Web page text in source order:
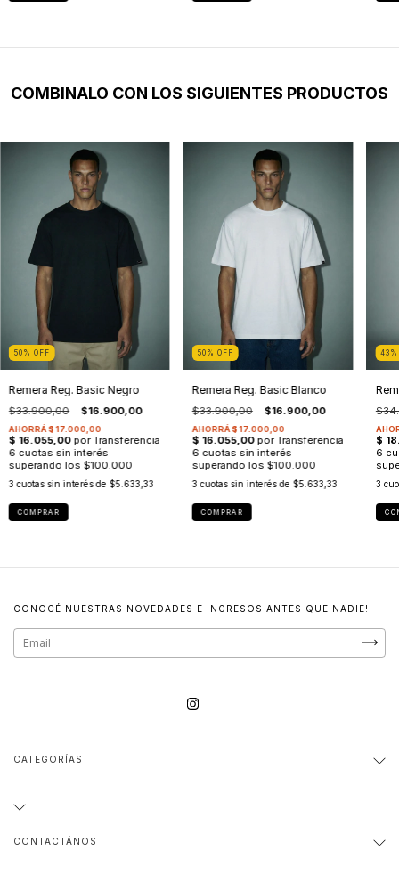
COMBINALO CON LOS SIGUIENTES PRODUCTOS
50 % OFF
Remera Reg. Basic Negro
$33.900,00 $16.900,00
3 cuotas sin interés de $5.633,33
COMPRAR
50 % OFF
Remera Reg. Basic Blanco
$33.900,00 $16.900,00
3 cuotas sin interés de $5.633,33
COMPRAR
43
3
CONOCÉ NUESTRAS NOVEDADES E INGRESOS ANTES QUE NADIE!
CATEGORÍAS
CONTACTÁNOS